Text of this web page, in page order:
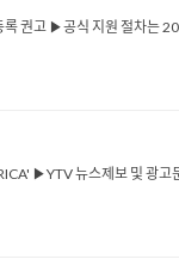
권고 ▶공식 지원 절차는
▶YTV 뉴스제보 및 광